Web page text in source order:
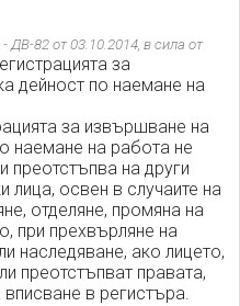
- ДВ-82 от 03.10.2014, в сила от
за
дейност по наемане на
за извършване на
наемане на работа не
на други
лица, освен в случаите на
отделяне, промяна на
при прехвърляне на
наследяване, ако лицето,
преотстъпват правата,
в регистъра.